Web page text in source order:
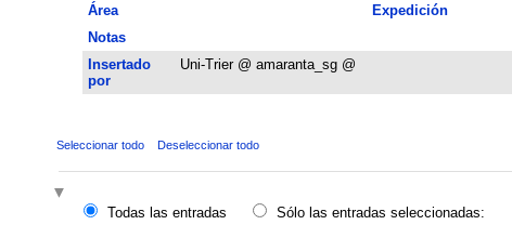
Área
Expedición
Notas
Insertado
por
Uni-Trier @ amaranta_sg @
Seleccionar todo Deseleccionar todo
Todas las entradas
Sólo las entradas seleccionadas: